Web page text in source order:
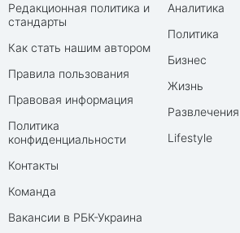
Редакционная политика и
стандарты
Как стать нашим автором
Правила пользования
Правовая информация
Политика
конфиденциальности
Контакты
Команда
Вакансии в РБК-Украина
Аналитика
Политика
Бизнес
Жизнь
Развлечения
Lifestyle